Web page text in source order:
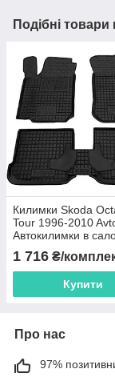
Подібні товари
Килимки Skoda
Tour 1996-2010
Автокилимки в
1 716 ₴/
Купити
Про нас
97%